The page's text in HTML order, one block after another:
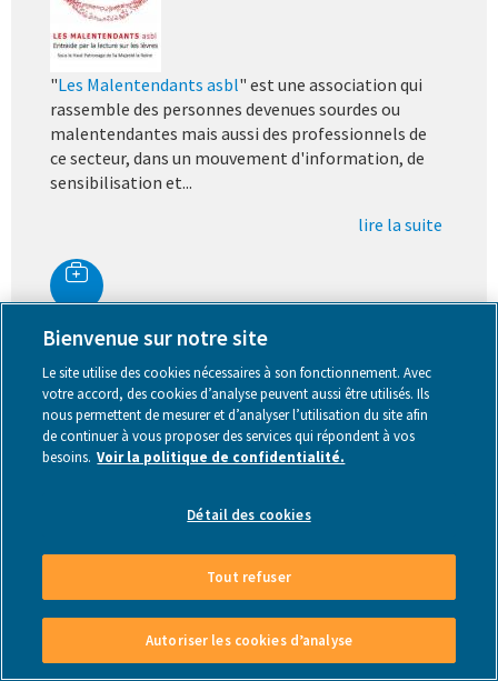
"Les Malentendants asbl" est une association qui
rassemble des personnes devenues sourdes ou
malentendantes mais aussi des professionnels de
ce secteur, dans un mouvement d'information, de
sensibilisation et...
lire la suite
Les Petits Riens
L’ASBL Les Petits Riens est une entreprise
contre la pauvreté et l’exclusion sociale en
Bienvenue sur notre site
Le site utilise des cookies nécessaires à son fonctionnement. Avec
votre accord, des cookies d’analyse peuvent aussi être utilisés. Ils
nous permettent de mesurer et d’analyser l’utilisation du site afin
de continuer à vous proposer des services qui répondent à vos
besoins. Voir la politique de confidentialité.
Détail des cookies
Tout refuser
Autoriser les cookies d’analyse